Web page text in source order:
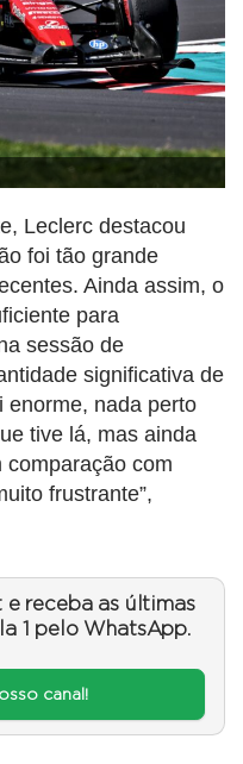
Leclerc destacou
foi tão grande
Ainda assim, o
para
sessão de
significativa de
enorme, nada perto
tive lá, mas ainda
com
frustrante”,
e receba as últimas
1 pelo WhatsApp.
canal!